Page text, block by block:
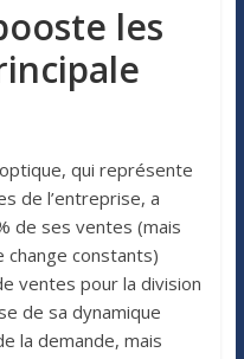
les
qui représente
de l’entreprise, a
de ses ventes (mais
change constants)
ventes pour la division
de sa dynamique
la demande, mais